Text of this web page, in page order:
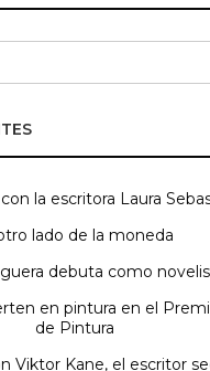
la escritora Laura
lado de la moneda
debuta como
en pintura en el
de Pintura
Viktor Kane, el escritor